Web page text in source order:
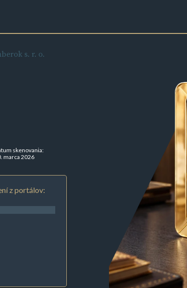
s. r. o.
skenovania:
marca 2026
z portálov: